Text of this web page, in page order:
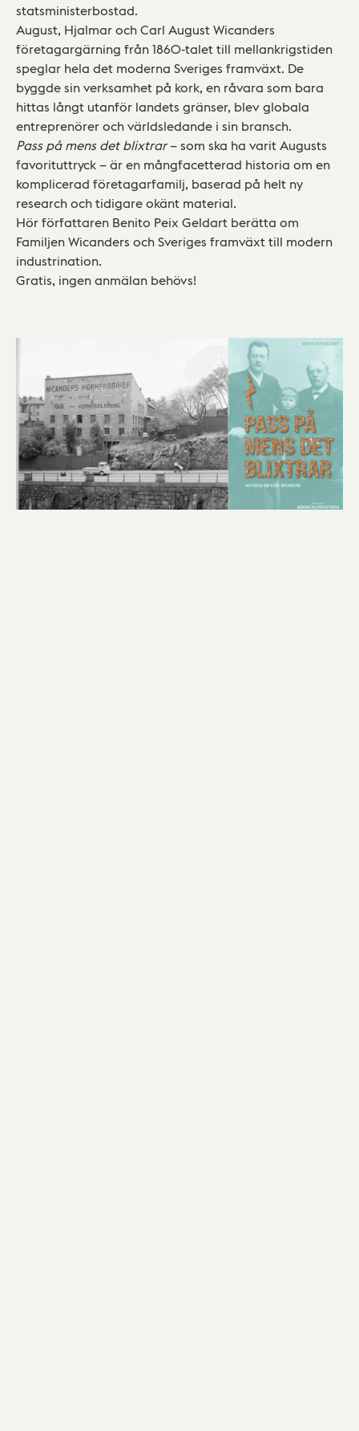
statsministerbostad.
August, Hjalmar och Carl August Wicanders
företagargärning från 1860-talet till mellankrigstiden
speglar hela det moderna Sveriges framväxt. De
byggde sin verksamhet på kork, en råvara som bara
hittas långt utanför landets gränser, blev globala
entreprenörer och världsledande i sin bransch.
Pass på mens det blixtrar– som ska ha varit Augusts
favorituttryck – är en mångfacetterad historia om en
komplicerad företagarfamilj, baserad på helt ny
research och tidigare okänt material.
Hör författaren Benito Peix Geldart berätta om
Familjen Wicanders och Sveriges framväxt till modern
industrination.
Gratis, ingen anmälan behövs!